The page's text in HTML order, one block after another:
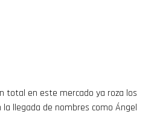
total en este mercado ya roza los
llegada de nombres como Ángel